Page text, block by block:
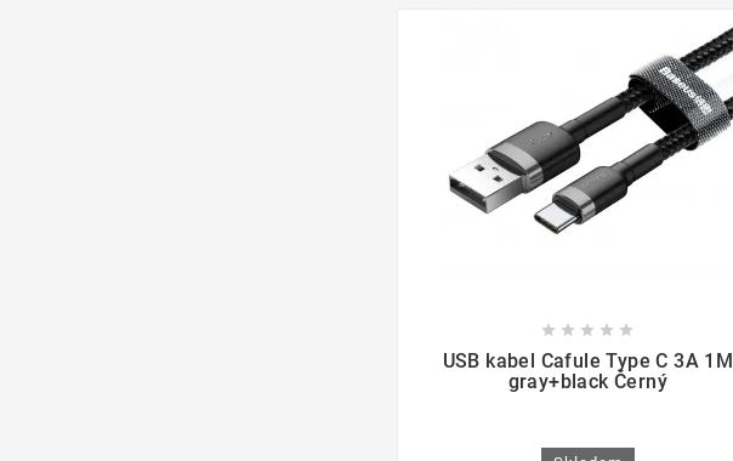
    
USB kabel Cafule Type C 3A 1M
gray+black Černý